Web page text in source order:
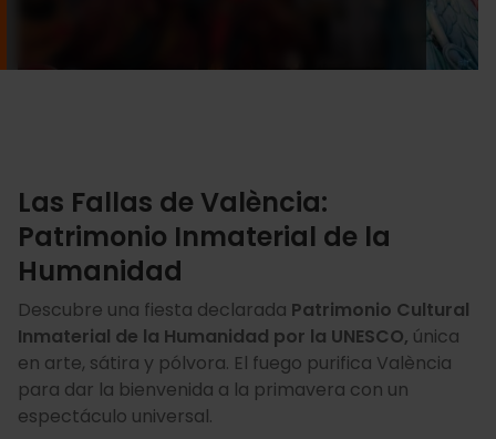
Las Fallas de València:
Patrimonio Inmaterial de la
Humanidad
Descubre una fiesta declarada Patrimonio Cultural
Inmaterial de la Humanidad por la UNESCO, única
en arte, sátira y pólvora. El fuego purifica València
para dar la bienvenida a la primavera con un
espectáculo universal.